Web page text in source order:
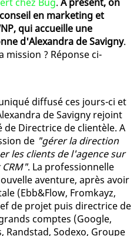
en marketing et
qui accueille une
d'Alexandra de Savigny.
mission ? Réponse ci-
diffusé ces jours-ci et
de Savigny rejoint
de Directrice de clientèle. A
de "gérer la direction
les clients de l'agence sur
. La professionnelle
aventure, après avoir
(Ebb&Flow, Fromkayz,
de projet puis directrice de
comptes (Google,
Randstad, Sodexo, Groupe